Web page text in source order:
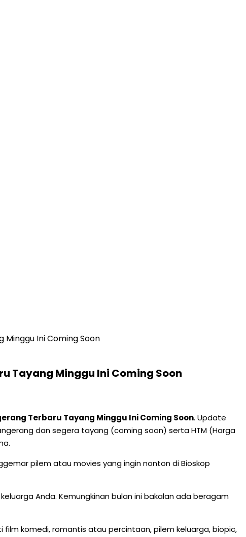
Minggu Ini Coming Soon
Tayang Minggu Ini Coming Soon
Terbaru Tayang Minggu Ini Coming Soon. Update
dan segera tayang (coming soon) serta HTM (Harga
pilem atau movies yang ingin nonton di Bioskop
Anda. Kemungkinan bulan ini bakalan ada beragam
film komedi, romantis atau percintaan, pilem keluarga, biopic,